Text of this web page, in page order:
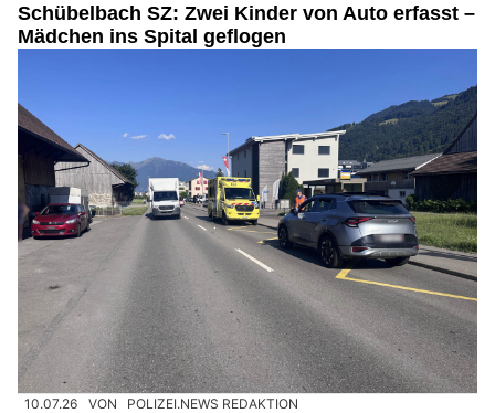
Schübelbach SZ: Zwei Kinder von Auto erfasst –
Mädchen ins Spital geflogen
10.07.26 VON POLIZEI.NEWS REDAKTION